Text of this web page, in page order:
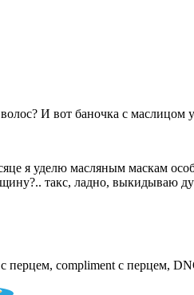
И вот баночка с маслицом
я уделю масляным маскам
такс, ладно, выкидываю
перцем, compliment c перцем,